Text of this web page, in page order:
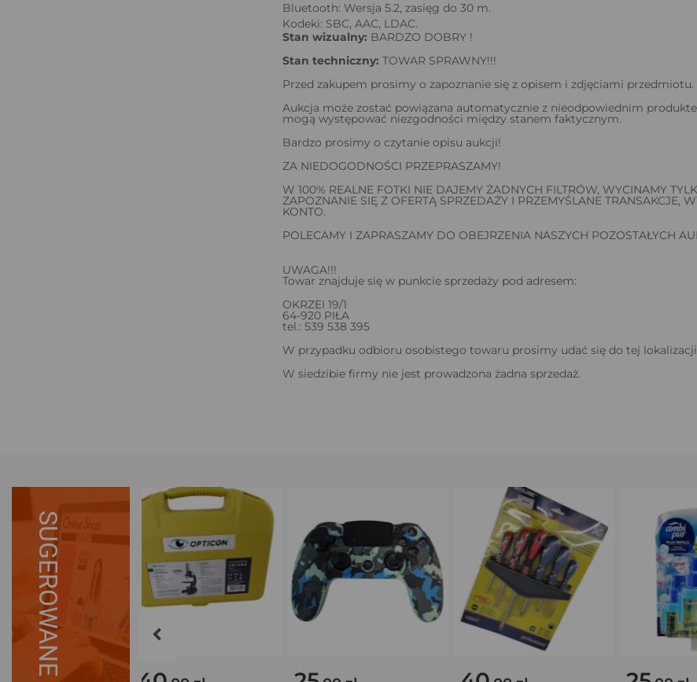
Bluetooth: Wersja 5.2, zasięg do 30 m.
Kodeki: SBC, AAC, LDAC.
Stan wizualny: BARDZO DOBRY !
Stan techniczny: TOWAR SPRAWNY!!!
Przed zakupem prosimy o zapoznanie się z opisem i zdjęciami przedmiotu.
Aukcja może zostać powiązana automatycznie z nieodpowiednim
mogą występować niezgodności między stanem faktycznym.
Bardzo prosimy o czytanie opisu aukcji!
ZA NIEDOGODNOŚCI PRZEPRASZAMY!
W 100% REALNE FOTKI NIE DAJEMY ŻADNYCH FILTRÓW, WYCINAMY
ZAPOZNANIE SIĘ Z OFERTĄ SPRZEDAŻY I PRZEMYŚLANE TRANSAKCJE,
KONTO.
POLECAMY I ZAPRASZAMY DO OBEJRZENIA NASZYCH POZOSTAŁYCH
UWAGA!!!
Towar znajduje się w punkcie sprzedaży pod adresem:
OKRZEI 19/1
64-920 PIŁA
tel.: 539 538 395
W przypadku odbioru osobistego towaru prosimy udać się do tej
W siedzibie firmy nie jest prowadzona żadna sprzedaż.
SUGEROWANE